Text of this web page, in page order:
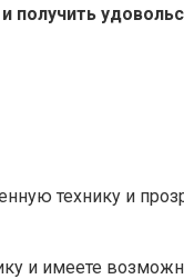
получить
технику и
и имеете